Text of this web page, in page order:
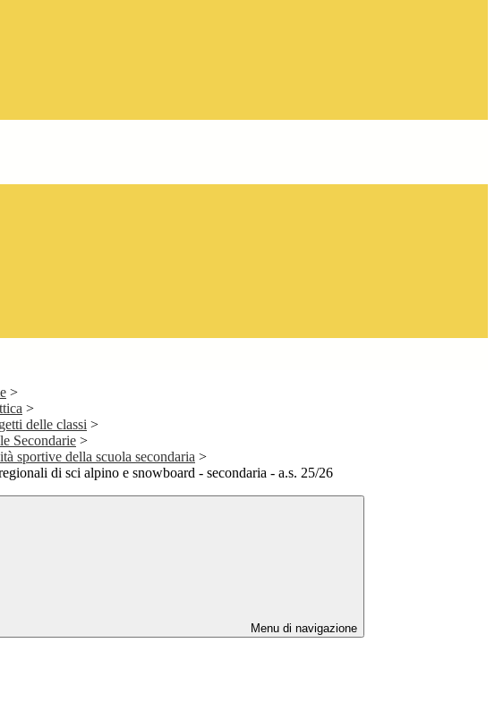
>
>
delle classi >
Secondarie >
sportive della scuola secondaria >
di sci alpino e snowboard - secondaria - a.s. 25/26
Menu di navigazione